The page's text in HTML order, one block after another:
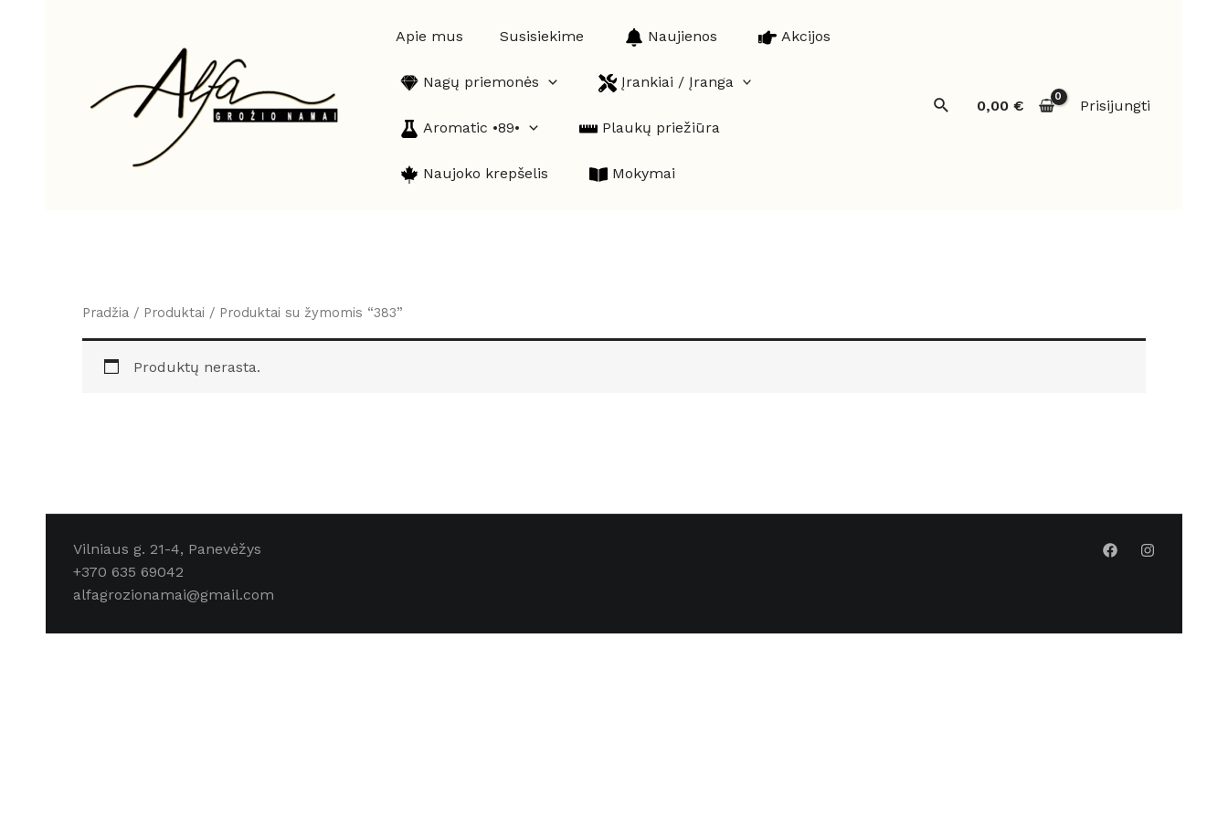
Apie mus Susisiekime Naujienos Akcijos
Nagų priemonės Įrankiai / Įranga
Aromatic •89• Plaukų priežiūra
Naujoko krepšelis Mokymai
Paieška0,00 € Prisijungti
Pradžia / Produktai / Produktai su žymomis “383”
Produktų nerasta.
Vilniaus g. 21-4, Panevėžys
+370 635 69042
alfagrozionamai@gmail.com